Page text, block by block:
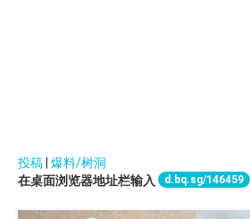
投稿 爆料/树洞
在桌面浏览器地址栏输入
d.bq.sg/146459